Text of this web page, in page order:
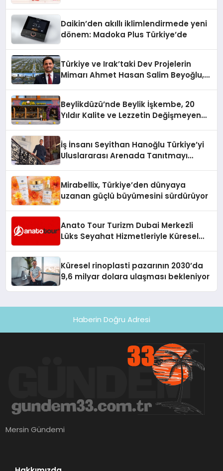
Daikin’den akıllı iklimlendirmede yeni
dönem: Madoka Plus Türkiye’de
Türkiye ve Irak’taki Dev Projelerin
Mimarı Ahmet Hasan Salim Beyoğlu,
Hayata Geçirecek
Beylikdüzü’nde Beylik İşkembe, 20
Yıldır Kalite ve Lezzetin Değişmeyen
İş İnsanı Seyithan Hanoğlu Türkiye’yi
Uluslararası Arenada Tanıtmayı
Mirabellix, Türkiye’den dünyaya
uzanan güçlü büyümesini sürdürüyor
Anato Tour Turizm Dubai Merkezli
Lüks Seyahat Hizmetleriyle Küresel
Küresel rinoplasti pazarının 2030’da
9,6 milyar dolara ulaşması bekleniyor
Haberin Doğru Adresi
Mersin Gündemi